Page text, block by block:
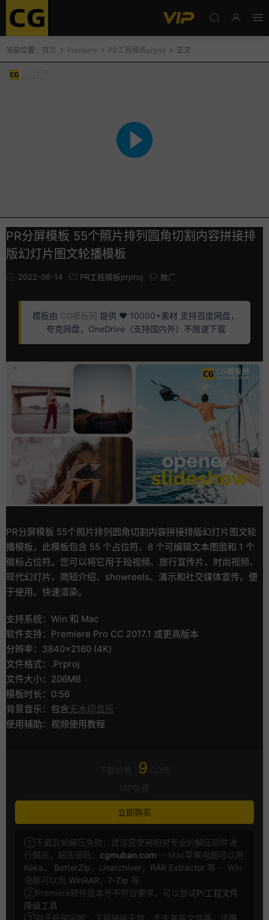
当前位置： 首页 Premiere PR工程模板prproj 正文
PR分屏模板 55个照片排列圆角切割内容拼接排
版幻灯片图文轮播模板
2022-06-14 PR工程模板prproj 推广
模板由 CG模板网 提供 ❤️ 10000+素材 支持百度网盘，
夸克网盘，OneDrive（支持国内外）不限速下载
PR分屏模板 55个照片排列圆角切割内容拼接排版幻灯片图文轮
播模板，此模板包含 55 个占位符、8 个可编辑文本图层和 1 个
徽标占位符。您可以将它用于短视频、旅行宣传片、时尚视频、
现代幻灯片、简短介绍、showreels、演示和社交媒体宣传。便
于使用。快速渲染。
支持系统：Win 和 Mac
软件支持：Premiere Pro CC 2017.1 或更高版本
分辨率：3840×2160 (4K)
文件格式：.Prproj
文件大小：206MB
模板时长：0:56
背景音乐：包含无水印音乐
使用辅助：视频使用教程
9
立即购买
①下载后如解压失败，建议您使用相对专业的解压软件进
行解压，解压密码： cgmuban.com -- Mac苹果电脑可以用
Keka ， BetterZip ， Unarchiver， RAR Extractor 等 -- Win
电脑可以用 WinRAR ， 7-Zip 等
②Premiere软件版本号不符合要求，可以尝试Pr工程文件
降级工具
③对于任何问题：下载链接无效，丢失某些文件等，请提